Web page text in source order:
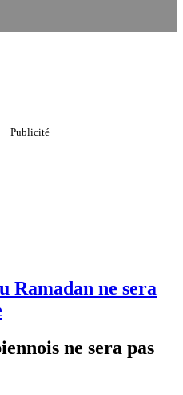
Ramadan ne sera
ne sera pas